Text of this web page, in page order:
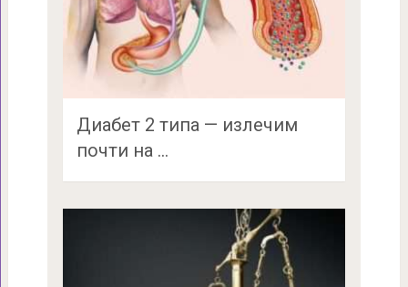
Диабет 2 типа — излечим
почти на …